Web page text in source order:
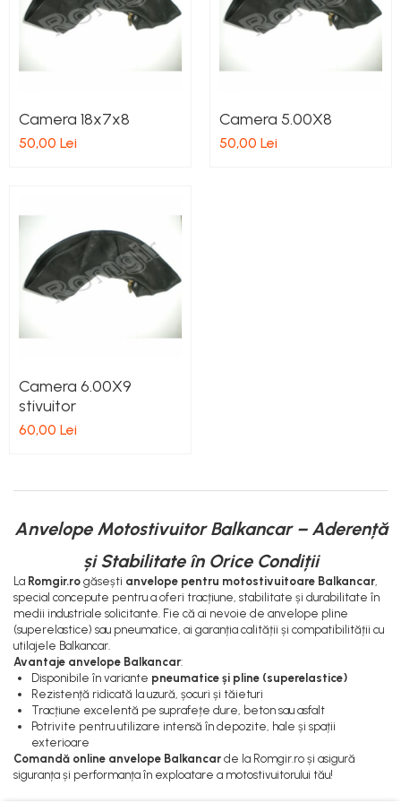
Pompe Apa
Radiatoare Racire
Camera 18x7x8
50,00 Lei
Camera 5.00X8
50,00 Lei
Camera 6.00X9
stivuitor
60,00 Lei
Anvelope Motostivuitor Balkancar – Aderență
și Stabilitate în Orice Condiții
La Romgir.ro găsești anvelope pentru motostivuitoare Balkancar,
special concepute pentru a oferi tracțiune, stabilitate și durabilitate în
medii industriale solicitante. Fie că ai nevoie de anvelope pline
(superelastice) sau pneumatice, ai garanția calității și compatibilității cu
utilajele Balkancar.
Avantaje anvelope Balkancar:
Disponibile în variante pneumatice și pline (superelastice)
Rezistență ridicată la uzură, șocuri și tăieturi
Tracțiune excelentă pe suprafețe dure, beton sau asfalt
Potrivite pentru utilizare intensă în depozite, hale și spații
exterioare
Comandă online anvelope Balkancar de la Romgir.ro și asigură
siguranța și performanța în exploatare a motostivuitorului tău!